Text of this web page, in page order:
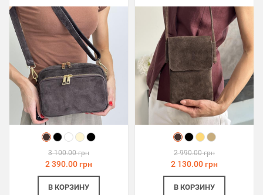
3 100.00 грн
2 390.00 грн
В КОРЗИНУ
2 990.00 грн
2 130.00 грн
В КОРЗИНУ